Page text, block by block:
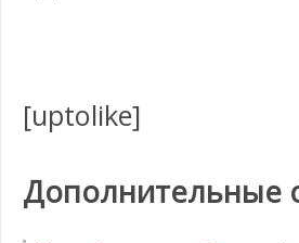
[uptolike]
Дополнительные